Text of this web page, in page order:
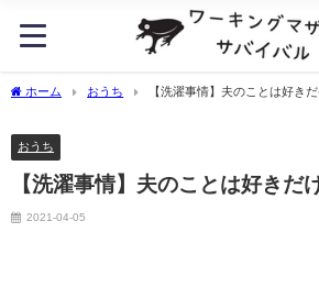
ホーム おうち 【洗濯事情】夫のことは好き
おうち
【洗濯事情】夫のことは好きだ
2021-04-05